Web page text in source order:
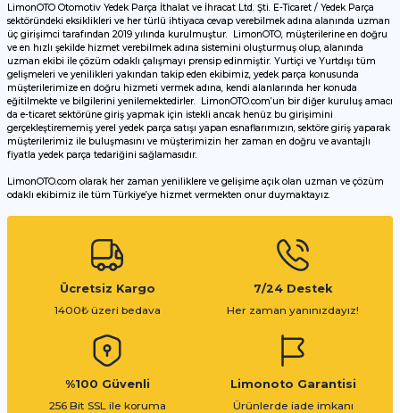
LimonOTO Otomotiv Yedek Parça İthalat ve İhracat Ltd. Şti. E-Ticaret / Yedek Parça
sektöründeki eksiklikleri ve her türlü ihtiyaca cevap verebilmek adına alanında uzman
üç girişimci tarafından 2019 yılında kurulmuştur. LimonOTO, müşterilerine en doğru
ve en hızlı şekilde hizmet verebilmek adına sistemini oluşturmuş olup, alanında
uzman ekibi ile çözüm odaklı çalışmayı prensip edinmiştir. Yurtiçi ve Yurtdışı tüm
gelişmeleri ve yenilikleri yakından takip eden ekibimiz, yedek parça konusunda
müşterilerimize en doğru hizmeti vermek adına, kendi alanlarında her konuda
eğitilmekte ve bilgilerini yenilemektedirler. LimonOTO.com’un bir diğer kuruluş amacı
da e-ticaret sektörüne giriş yapmak için istekli ancak henüz bu girişimini
gerçekleştirememiş yerel yedek parça satışı yapan esnaflarımızın, sektöre giriş yaparak
müşterilerimiz ile buluşmasını ve müşterimizin her zaman en doğru ve avantajlı
fiyatla yedek parça tedariğini sağlamasıdır.
LimonOTO.com olarak her zaman yeniliklere ve gelişime açık olan uzman ve çözüm
odaklı ekibimiz ile tüm Türkiye’ye hizmet vermekten onur duymaktayız.
Ücretsiz Kargo
1400₺ üzeri bedava
7/24 Destek
Her zaman yanınızdayız!
%100 Güvenli
256 Bit SSL ile koruma
Limonoto Garantisi
Ürünlerde iade imkanı